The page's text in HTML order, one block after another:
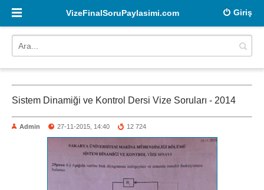
Giriş
VizeFinalSoruPaylasimi.com
Sistem Dinamiği ve Kontrol Dersi Vize Soruları - 2014
Admin 27-11-2015, 14:40 12 724